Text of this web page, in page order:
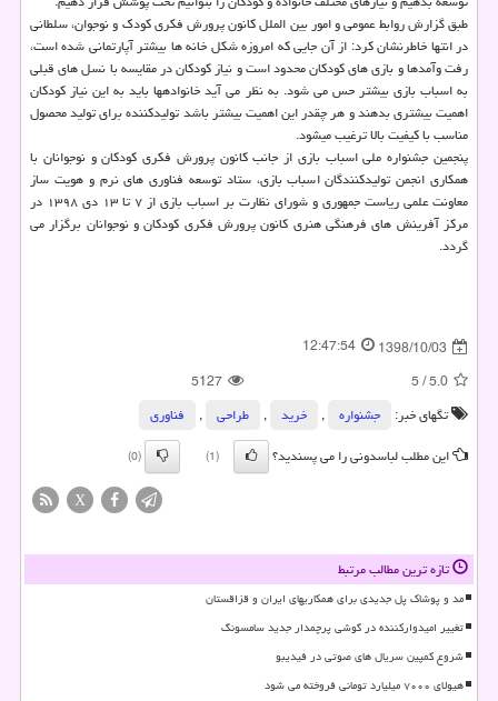
طبق گزارش روابط عمومی و امور بین الملل كانون پرورش فكری كودك و نوجوان، سلطانی
در انتها خاطرنشان كرد: از آن جایی كه امروزه شكل خانه ها بیشتر آپارتمانی شده است،
رفت وآمدها و بازی‏ های كودكان محدود است و نیاز كودكان در مقایسه با نسل های قبلی
به اسباب بازی بیشتر حس می شود. به نظر می آید خانواده‎ها باید به این نیاز كودكان
اهمیت بیشتری بدهند و هر چقدر این اهمیت بیشتر باشد تولیدكننده برای تولید محصول
مناسب با كیفیت بالا ترغیب می‎شود.
پنجمین جشنواره ملی اسباب بازی از جانب كانون پرورش فكری كودكان و نوجوانان با
همكاری انجمن تولیدكنندگان اسباب بازی، ستاد توسعه فناوری های نرم و هویت ساز
معاونت علمی ریاست جمهوری و شورای نظارت بر اسباب بازی از ۷ تا ۱۳ دی ۱۳۹۸ در
مركز آفرینش های فرهنگی هنری كانون پرورش فكری كودكان و نوجوانان برگزار می
گردد.
1398/10/03
12:47:54
5.0
/
5
5127
تگهای خبر:
جشنواره , خرید , طراحی ,
فناوری
این مطلب لباسدونی را می پسندید؟
(1)
(0)
X
تازه ترین مطالب مرتبط
مد و پوشاک پل جدیدی برای همکاریهای ایران و قزاقستان
تغییر امیدوارکننده در گوشی پرچمدار جدید سامسونگ
شروع کمپین سریال های صوتی در فیدیبو
هیولای ۷۰۰۰ میلیارد تومانی فروخته می شود